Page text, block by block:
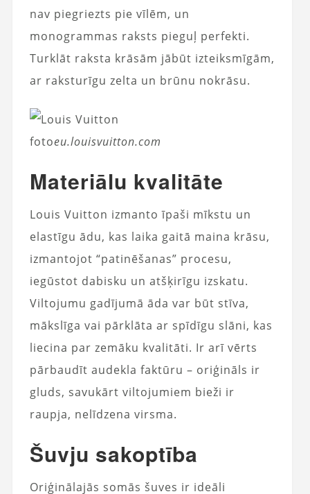
nav piegriezts pie vīlēm, un
monogrammas raksts pieguļ perfekti.
Turklāt raksta krāsām jābūt izteiksmīgām,
ar raksturīgu zelta un brūnu nokrāsu.
fotoeu.louisvuitton.com
Materiālu kvalitāte
Louis Vuitton izmanto īpaši mīkstu un
elastīgu ādu, kas laika gaitā maina krāsu,
izmantojot “patinēšanas” procesu,
iegūstot dabisku un atšķirīgu izskatu.
Viltojumu gadījumā āda var būt stīva,
mākslīga vai pārklāta ar spīdīgu slāni, kas
liecina par zemāku kvalitāti. Ir arī vērts
pārbaudīt audekla faktūru – oriģināls ir
gluds, savukārt viltojumiem bieži ir
raupja, nelīdzena virsma.
Šuvju sakoptība
Oriģinālajās somās šuves ir ideāli